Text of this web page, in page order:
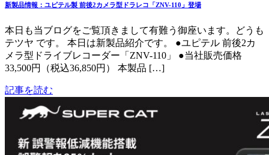
新製品情報：ユピテル製 前後2カメラ型ドラレコ「ZNV-110」登場
本日も当ブログをご覧頂きまして有難う御座います。どうも
テツヤ です。 本日は新製品紹介です。 ●ユピテル 前後2カ
メラ型ドライブレコーダー「ZNV-110」 ●当社販売価格
33,500円（税込36,850円） 本製品 […]
記事を読む